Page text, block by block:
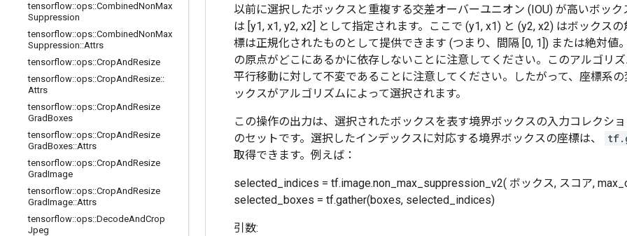
tensorflow::ops::CombinedNonMax
Suppression
tensorflow::ops::CombinedNonMax
Suppression::Attrs
tensorflow::ops::CropAndResize
tensorflow::ops::CropAndResize::
Attrs
tensorflow::ops::CropAndResize
GradBoxes
tensorflow::ops::CropAndResize
GradBoxes::Attrs
tensorflow::ops::CropAndResize
GradImage
tensorflow::ops::CropAndResize
GradImage::Attrs
tensorflow::ops::DecodeAndCrop
Jpeg
以前に選択したボックスと重複する交差オーバーユニオン (IOU) が高いボッ
は [y1, x1, y2, x2] として指定されます。ここで (y1, x1) と (y2, x2) はボックス
標は正規化されたものとして提供できます (つまり、間隔 [0, 1]) または絶対値
の原点がどこにあるかに依存しないことに注意してください。このアルゴリ
平行移動に対して不変であることに注意してください。したがって、座標系
ックスがアルゴリズムによって選択されます。
この操作の出力は、選択されたボックスを表す境界ボックスの入力コレクシ
のセットです。選択したインデックスに対応する境界ボックスの座標は、
取得できます。例えば：
selected_indices = tf.image.non_max_suppression_v2( ボックス, スコア,
selected_boxes = tf.gather(boxes, selected_indices)
引数: